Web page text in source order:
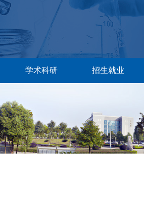
学术科研 招生就业